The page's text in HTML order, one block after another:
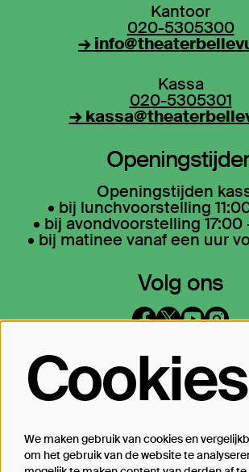
Kantoor
020-5305300
→
Kassa
020-5305301
→
Openingstijden
• bij lunchvoorstelling
• bij avondvoorstelling 17:00
• bij matinee vanaf een uur
Volg ons
Op de hoogte
Cookies
We maken gebruik van cookies en
om het gebruik van de website te